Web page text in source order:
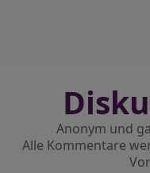
Anonym und
Alle Kommentare